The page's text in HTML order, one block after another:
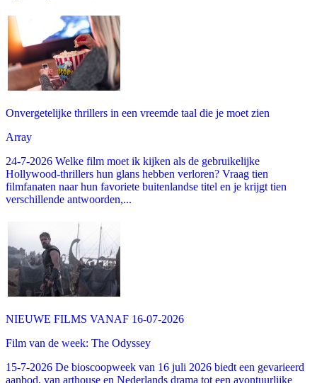
Onvergetelijke thrillers in een vreemde taal die je moet zien
Array
24-7-2026 Welke film moet ik kijken als de gebruikelijke
Hollywood-thrillers hun glans hebben verloren? Vraag tien
filmfanaten naar hun favoriete buitenlandse titel en je krijgt tien
verschillende antwoorden,...
NIEUWE FILMS VANAF 16-07-2026
Film van de week: The Odyssey
15-7-2026 De bioscoopweek van 16 juli 2026 biedt een gevarieerd
aanbod, van arthouse en Nederlands drama tot een avontuurlijke